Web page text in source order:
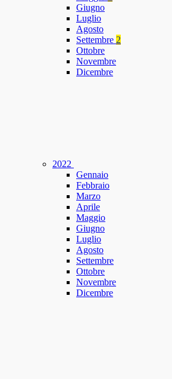
Giugno
Luglio
Agosto
Settembre 2
Ottobre
Novembre
Dicembre
2022
Gennaio
Febbraio
Marzo
Aprile
Maggio
Giugno
Luglio
Agosto
Settembre
Ottobre
Novembre
Dicembre